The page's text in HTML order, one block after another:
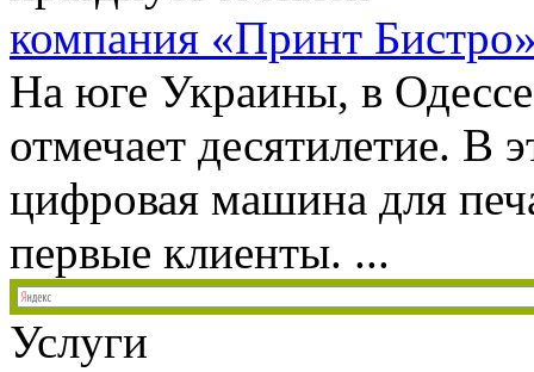
компания «Принт
На юге Украины, в
отмечает десятилетие. В
цифровая машина для
первые клиенты. ...
Услуги